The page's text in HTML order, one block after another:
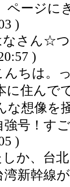
ページに
)
さん☆つ
)
んちは。
に住んで
な想像を
強号！す
)
か、台
湾新幹線